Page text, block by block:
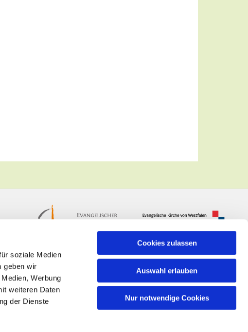
soziale Medien
geben wir
Werbung
weiteren Daten
der Dienste
Cookies zulassen
Auswahl erlauben
Nur notwendige Cookies